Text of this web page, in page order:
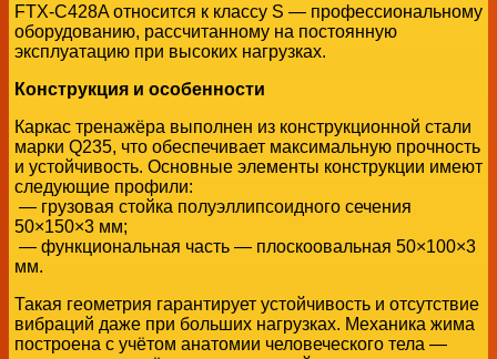
FTX-C428A относится к классу S — профессиональному
оборудованию, рассчитанному на постоянную
эксплуатацию при высоких нагрузках.
Конструкция и особенности
Каркас тренажёра выполнен из конструкционной стали
марки Q235, что обеспечивает максимальную прочность
и устойчивость. Основные элементы конструкции имеют
следующие профили:
— грузовая стойка полуэллипсоидного сечения
50×150×3 мм;
— функциональная часть — плоскоовальная 50×100×3
мм.
Такая геометрия гарантирует устойчивость и отсутствие
вибраций даже при больших нагрузках. Механика жима
построена с учётом анатомии человеческого тела —